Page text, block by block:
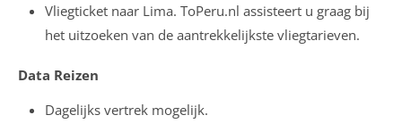
Vliegticket naar Lima. ToPeru.nl assisteert u graag bij
het uitzoeken van de aantrekkelijkste vliegtarieven.
Data Reizen
Dagelijks vertrek mogelijk.